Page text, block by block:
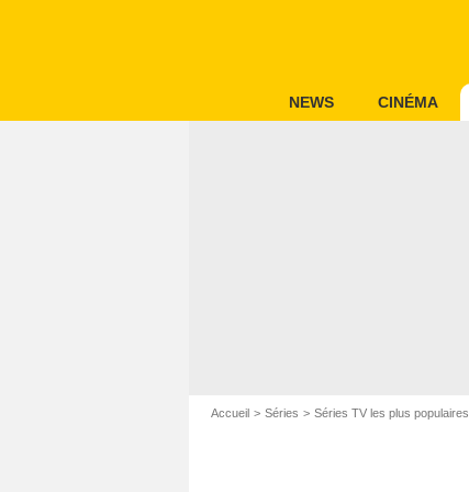
NEWS CINÉMA
Accueil Séries Séries TV les plus populaires